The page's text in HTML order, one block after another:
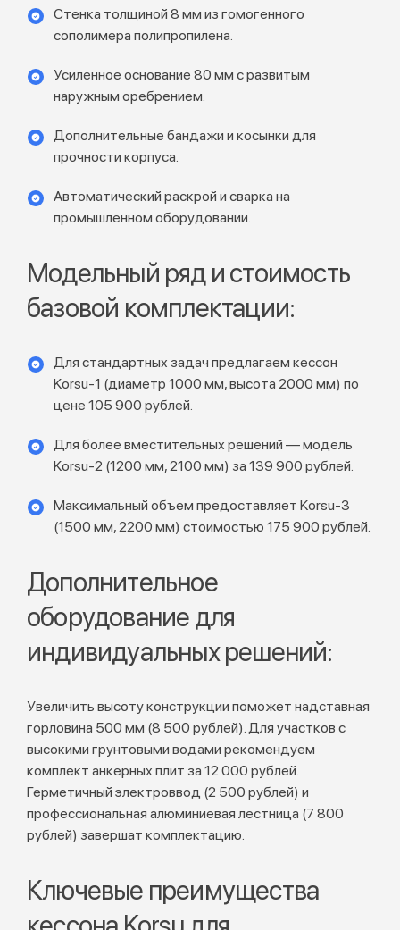
Стенка толщиной 8 мм из гомогенного
сополимера полипропилена.
Усиленное основание 80 мм с развитым
наружным оребрением.
Дополнительные бандажи и косынки для
прочности корпуса.
Автоматический раскрой и сварка на
промышленном оборудовании.
Модельный ряд и стоимость
базовой комплектации:
Для стандартных задач предлагаем кессон
Korsu-1 (диаметр 1000 мм, высота 2000 мм) по
цене 105 900 рублей.
Для более вместительных решений — модель
Korsu-2 (1200 мм, 2100 мм) за 139 900 рублей.
Максимальный объем предоставляет Korsu-3
(1500 мм, 2200 мм) стоимостью 175 900 рублей.
Дополнительное
оборудование для
индивидуальных решений:
Увеличить высоту конструкции поможет надставная
горловина 500 мм (8 500 рублей). Для участков с
высокими грунтовыми водами рекомендуем
комплект анкерных плит за 12 000 рублей.
Герметичный электроввод (2 500 рублей) и
профессиональная алюминиевая лестница (7 800
рублей) завершат комплектацию.
Ключевые преимущества